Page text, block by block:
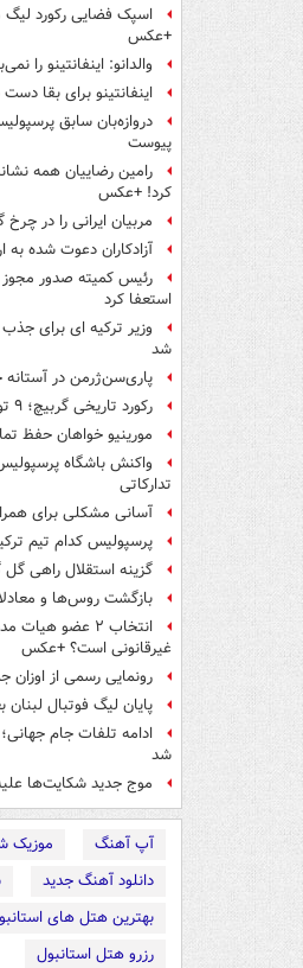
اسپک فضایی رکورد
+عکس
والدانو: اینفانتینو را
اینفانتینو برای بقا
دروازه‌بان سابق
پیوست
رامین رضاییان همه
کرد! +عکس
مربیان ایرانی را در
آزادکاران دعوت شده
رئیس کمیته صدور مجوز
استعفا کرد
وزیر ترکیه ای برای
شد
پاری‌سن‌ژرمن در
رکورد تاریخی گربیچ؛ ۹ تورنمنت و ۹ مدال
مورینیو خواهان حفظ
واکنش باشگاه
تدارکاتی
آسانی مشکلی برای
پرسپولیس کدام تیم ترکیه‌ای را ۶
گزینه استقلال راهی
بازگشت روس‌ها و
انتخاب ۲ عضو
غیرقانونی است؟ +عکس
رونمایی رسمی از اوزان
پایان لیگ فوتبال لبنان بعد از
ادامه تلفات جام
شد
موج جدید شکایت‌ها
آپ آهنگ
موزیک
دانلود آهنگ جدید
بهترین هتل های
رزرو هتل استانبول